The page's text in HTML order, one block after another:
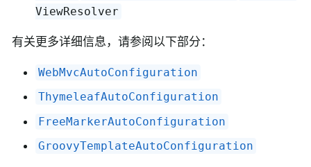
ViewResolver
有关更多详细信息，请参阅以下部分：
WebMvcAutoConfiguration
ThymeleafAutoConfiguration
FreeMarkerAutoConfiguration
GroovyTemplateAutoConfiguration